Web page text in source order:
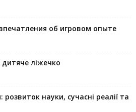
об игровом опыте
ліжечко
розвиток науки, сучасні реалії та